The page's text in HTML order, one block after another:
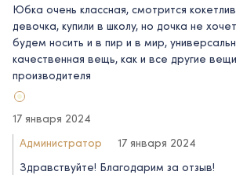
Юбка очень классная, смотрится
девочка, купили в школу, но дочка не
будем носить и в пир и в мир,
качественная вещь, как и все другие
производителя
17 января 2024
Администратор
17 января 2024
Здравствуйте! Благодарим за отзыв!